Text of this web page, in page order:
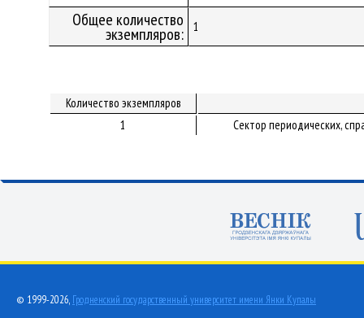
Общее количество
экземпляров: 1
Количество экземпляров
1
Сектор периодических,
© 1999-2026, Гродненский государственный университет имени Янки Купалы